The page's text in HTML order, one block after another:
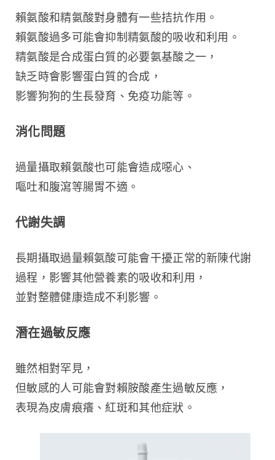
賴氨酸和精氨酸對身體有一些拮抗作用。
賴氨酸過多可能會抑制精氨酸的吸收和利用。
精氨酸是合成蛋白質的必要氨基酸之一，
缺乏時會影響蛋白質的合成，
影響狗狗的生長發育、免疫功能等。
消化問題
過量攝取賴氨酸也可能會造成噁心、
嘔吐和腹瀉等腸胃不適。
代謝失調
長期攝取過量賴氨酸可能會干擾正常的新陳代謝
過程，影響其他營養素的吸收和利用，
並對整體健康造成不利影響。
潛在過敏反應
雖然相對罕見，
但敏感的人可能會對賴胺酸產生過敏反應，
表現為皮膚痕癢、紅斑和其他症狀。